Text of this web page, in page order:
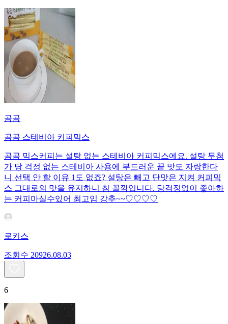
곰곰
곰곰 스테비아 커피믹스
곰곰 믹스커피는 설탕 없는 스테비아 커피믹스에요. 설탕 무첨
가 당 걱정 없는 스테비아 사용에 부드러운 끝 맛도 자랑한다
니 선택 안 할 이유 1도 없죠? 설탕은 빼고 단맛은 지켜 커피믹
스 그대로의 맛을 유지하니 침 꼴깍입니다. 당걱정없이 좋아하
는 커피마실수있어 최고임 강추~~♡♡♡♡
로커스
조회수 20926.08.03
6